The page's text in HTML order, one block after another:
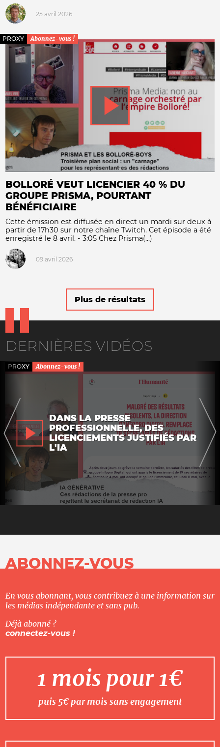
25 avril 2026
PROXY Abonnez-vous !
BOLLORÉ VEUT LICENCIER 40 % DU
GROUPE PRISMA, POURTANT
BÉNÉFICIAIRE
Cette émission est diffusée en direct un mardi sur deux à
partir de 17h30 sur notre chaîne Twitch. Cet épisode a été
enregistré le 8 avril. - 3:05 Chez Prisma(...)
09 avril 2026
Plus de résultats
DERNIÈRES VIDÉOS
PROXY Abonnez-vous !
DANS LA PRESSE
PROFESSIONNELLE, DES
LICENCIEMENTS JUSTIFIÉS PAR
L'IA
ABONNEZ-VOUS
En vous abonnant, vous contribuez à une information sur
les médias indépendante et sans pub.
Déjà abonné ?
connectez-vous !
1 mois pour 1€
puis 5€ par mois sans engagement